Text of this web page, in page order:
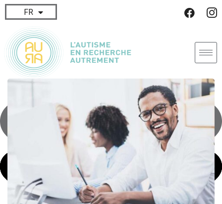
FR
EN